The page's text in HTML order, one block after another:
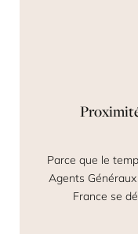
Parce que le
Agents
France se